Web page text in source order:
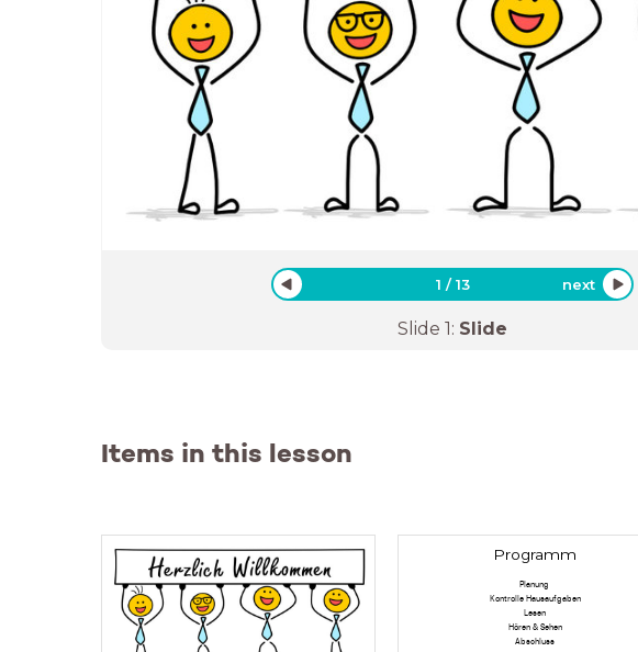
1 /13 next
Slide 1: Slide
Items in this lesson
Programm
Planung
Kontrolle Hausaufgaben
Lesen
Hören & Sehen
Abschluss